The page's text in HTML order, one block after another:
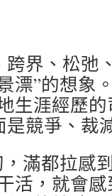
界、松弛
漂”的想象
生涯經歷
競爭、裁
滿都拉感
活，就會